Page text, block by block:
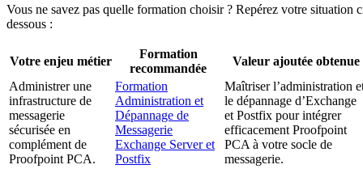
Vous ne savez pas quelle formation choisir ? Repérez votre situation
dessous :
Votre enjeu métier
Formation
recommandée
Valeur ajoutée obtenue
Administrer une
infrastructure de
messagerie
sécurisée en
complément de
Proofpoint PCA.
Formation
Administration et
Dépannage de
Messagerie
Exchange Server et
Postfix
Maîtriser l’administration
le dépannage d’Exchange
et Postfix pour intégrer
efficacement Proofpoint
PCA à votre socle de
messagerie.